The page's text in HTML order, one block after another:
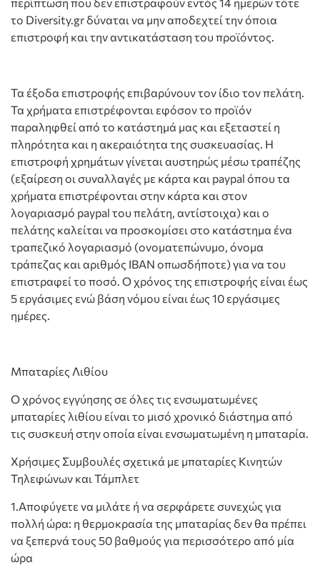
το Diversity.gr δύναται να μην αποδεχτεί την όποια
επιστροφή και την αντικατάσταση του προϊόντος.
Τα έξοδα επιστροφής επιβαρύνουν τον ίδιο τον πελάτη.
Τα χρήματα επιστρέφονται εφόσον το προϊόν
παραληφθεί από το κατάστημά μας και εξεταστεί η
πληρότητα και η ακεραιότητα της συσκευασίας. Η
επιστροφή χρημάτων γίνεται αυστηρώς μέσω τραπέζης
(εξαίρεση οι συναλλαγές με κάρτα και paypal όπου τα
χρήματα επιστρέφονται στην κάρτα και στον
λογαριασμό paypal του πελάτη, αντίστοιχα) και ο
πελάτης καλείται να προσκομίσει στο κατάστημα ένα
τραπεζικό λογαριασμό (ονοματεπώνυμο, όνομα
τράπεζας και αριθμός ΙBAN οπωσδήποτε) για να του
επιστραφεί το ποσό. Ο χρόνος της επιστροφής είναι έως
5 εργάσιμες ενώ βάση νόμου είναι έως 10 εργάσιμες
ημέρες.
Μπαταρίες Λιθίου
Ο χρόνος εγγύησης σε όλες τις ενσωματωμένες
μπαταρίες λιθίου είναι το μισό χρονικό διάστημα από
τις συσκευή στην οποία είναι ενσωματωμένη η μπαταρία.
Χρήσιμες Συμβουλές σχετικά με μπαταρίες Κινητών
Τηλεφώνων και Τάμπλετ
1.Αποφύγετε να μιλάτε ή να σερφάρετε συνεχώς για
πολλή ώρα: η θερμοκρασία της μπαταρίας δεν θα πρέπει
να ξεπερνά τους 50 βαθμούς για περισσότερο από μία
ώρα